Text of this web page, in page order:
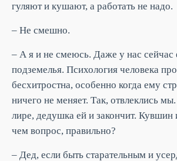
гуляют и кушают, а работать не надо.
– Не смешно.
– А я и не смеюсь. Даже у нас сейчас
подземелья. Психология человека
бесхитростна, особенно когда ему
ничего не меняет. Так, отвлеклись
лире, дедушка ей и закончит. Кувшин
чем вопрос, правильно?
– Дед, если быть старательным и